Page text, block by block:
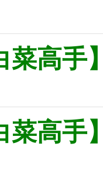
菜高手
菜高手